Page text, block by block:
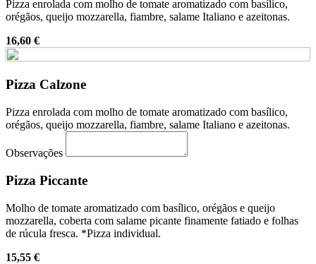
Pizza enrolada com molho de tomate aromatizado com basílico,
orégãos, queijo mozzarella, fiambre, salame Italiano e azeitonas.
16,60 €
Pizza Calzone
Pizza enrolada com molho de tomate aromatizado com basílico,
orégãos, queijo mozzarella, fiambre, salame Italiano e azeitonas.
Observações
Pizza Piccante
Molho de tomate aromatizado com basílico, orégãos e queijo
mozzarella, coberta com salame picante finamente fatiado e folhas
de rúcula fresca. *Pizza individual.
15,55 €